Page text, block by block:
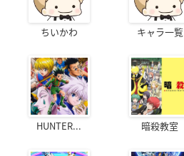
ちいかわ キャラ一覧
HUNTER... 暗殺教室